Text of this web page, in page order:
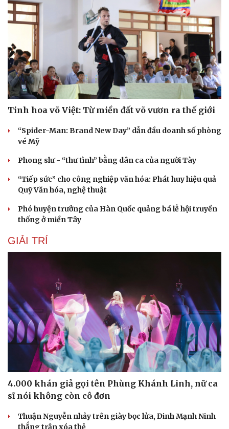
Tinh hoa võ Việt: Từ miền đất võ vươn ra thế giới
“Spider-Man: Brand New Day” dẫn đầu doanh số phòng
vé Mỹ
Phong slư - “thư tình” bằng dân ca của người Tày
“Tiếp sức” cho công nghiệp văn hóa: Phát huy hiệu quả
Quỹ Văn hóa, nghệ thuật
Phó huyện trưởng của Hàn Quốc quảng bá lễ hội truyền
thống ở miền Tây
GIẢI TRÍ
4.000 khán giả gọi tên Phùng Khánh Linh, nữ ca
sĩ nói không còn cô đơn
Thuận Nguyễn nhảy trên giày bọc lửa, Đinh Mạnh Ninh
thắng trận xóa thẻ